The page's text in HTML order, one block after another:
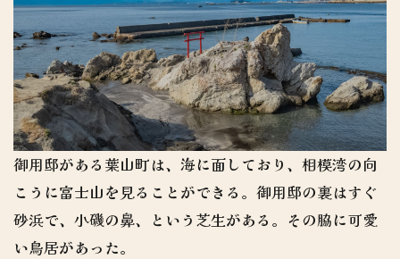
御用邸がある葉山町は、海に面しており、相模湾の向
こうに富士山を見ることができる。御用邸の裏はすぐ
砂浜で、小磯の鼻、という芝生がある。その脇に可愛
い鳥居があった。